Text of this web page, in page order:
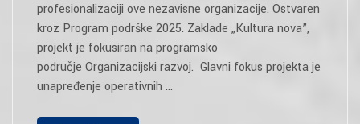
profesionalizaciji ove nezavisne organizacije. Ostvaren
kroz Program podrške 2025. Zaklade „Kultura nova”,
projekt je fokusiran na programsko
područje Organizacijski razvoj. Glavni fokus projekta je
unapređenje operativnih …